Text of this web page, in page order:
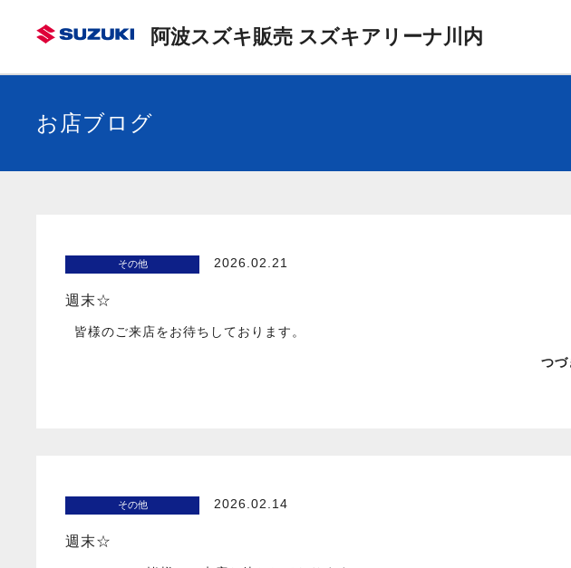
阿波スズキ販売 スズキアリーナ川内
お店ブログ
その他 2026.02.21
週末☆
皆様のご来店をお待ちしております。
つづ
その他 2026.02.14
週末☆